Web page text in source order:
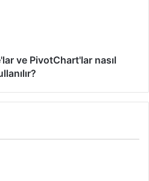
ve PivotChart'lar nasıl